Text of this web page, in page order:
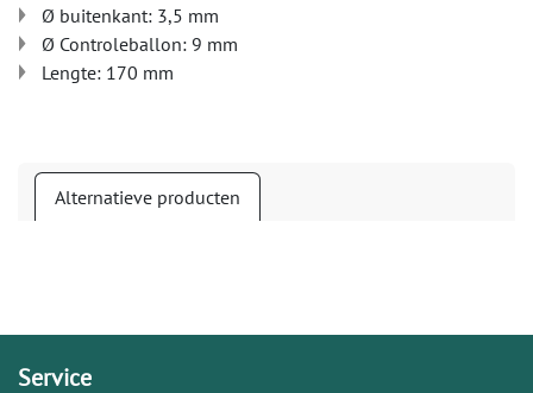
Ø buitenkant: 3,5 mm
Ø Controleballon: 9 mm
Lengte: 170 mm
Alternatieve producten
Service